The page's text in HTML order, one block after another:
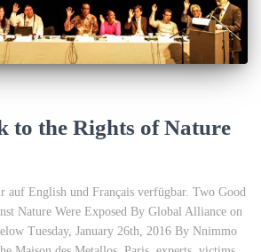
to the Rights of Nature
auf English und Français verfügbar. Two Good
Nature Were Exposed By Global Alliance on
Tuesday, January 26th, 2016 By Nnimmo